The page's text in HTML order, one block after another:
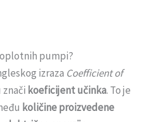
pumpi?
izraza Coefficient of
koeficijent učinka. To je
količine proizvedene